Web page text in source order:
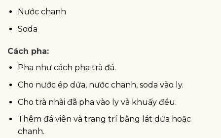
Nước chanh
Soda
Cách pha:
Pha như cách pha trà đá.
Cho nước ép dứa, nước chanh, soda vào ly.
Cho trà nhài đã pha vào ly và khuấy đều.
Thêm đá viên và trang trí bằng lát dứa hoặc
chanh.